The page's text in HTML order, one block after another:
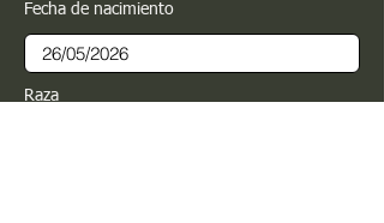
Fecha de nacimiento
Raza